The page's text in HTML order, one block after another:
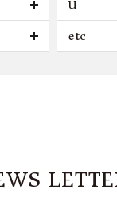
U
etc